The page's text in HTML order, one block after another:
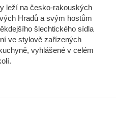
leží na česko-rakouských
Hradů a svým hostům
šlechtického sídla
ve stylově zařízených
vyhlášené v celém